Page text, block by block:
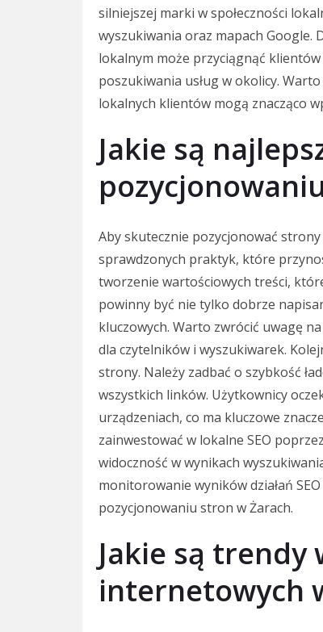
silniejszej marki w społeczności
wyszukiwania oraz mapach
lokalnym może przyciągnąć
poszukiwania usług w okolicy.
lokalnych klientów mogą znacząco
Jakie są
Aby skutecznie pozycjonować
sprawdzonych praktyk, które
tworzenie wartościowych treści,
powinny być nie tylko dobrze
kluczowych. Warto zwrócić uwagę
dla czytelników i wyszukiwarek.
strony. Należy zadbać o szybkość
wszystkich linków. Użytkownicy
urządzeniach, co ma kluczowe
zainwestować w lokalne SEO
widoczność w wynikach
monitorowanie wyników działań
pozycjonowaniu stron w Żarach.
Jakie są
internetowych